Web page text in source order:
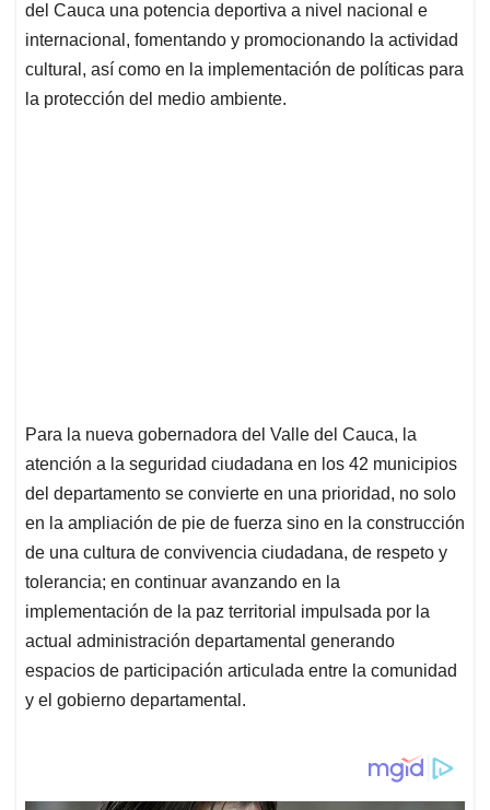
del Cauca una potencia deportiva a nivel nacional e
internacional, fomentando y promocionando la actividad
cultural, así como en la implementación de políticas para
la protección del medio ambiente.
Para la nueva gobernadora del Valle del Cauca, la
atención a la seguridad ciudadana en los 42 municipios
del departamento se convierte en una prioridad, no solo
en la ampliación de pie de fuerza sino en la construcción
de una cultura de convivencia ciudadana, de respeto y
tolerancia; en continuar avanzando en la
implementación de la paz territorial impulsada por la
actual administración departamental generando
espacios de participación articulada entre la comunidad
y el gobierno departamental.